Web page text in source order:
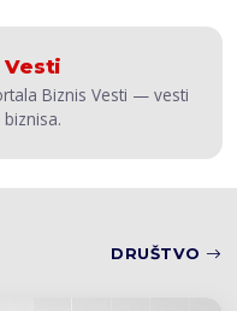
Vesti
Biznis Vesti — vesti
DRUŠTVO